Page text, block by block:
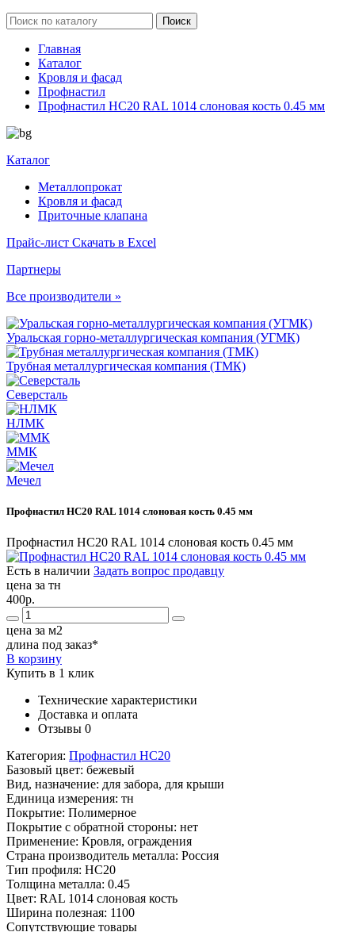
Главная
Каталог
Кровля и фасад
Профнастил
Профнастил НС20 RAL 1014 слоновая кость 0.45 мм
Каталог
Металлопрокат
Кровля и фасад
Приточные клапана
Прайс-лист Скачать в Excel
Партнеры
Все производители »
Уральская горно-металлургическая компания (УГМК)
Трубная металлургическая компания (ТМК)
Северсталь
НЛМК
ММК
Мечел
Профнастил НС20 RAL 1014 слоновая кость 0.45 мм
Профнастил НС20 RAL 1014 слоновая кость 0.45 мм
Есть в наличии Задать вопрос продавцу
цена за тн
400р.
цена за м2
длина под заказ*
В корзину
Купить в 1 клик
Технические характеристики
Доставка и оплата
Отзывы 0
Категория: Профнастил НС20
Базовый цвет: бежевый
Вид, назначение: для забора, для крыши
Единица измерения: тн
Покрытие: Полимерное
Покрытие с обратной стороны: нет
Применение: Кровля, ограждения
Страна производитель металла: Россия
Тип профиля: НС20
Толщина металла: 0.45
Цвет: RAL 1014 слоновая кость
Ширина полезная: 1100
Сопутствующие товары